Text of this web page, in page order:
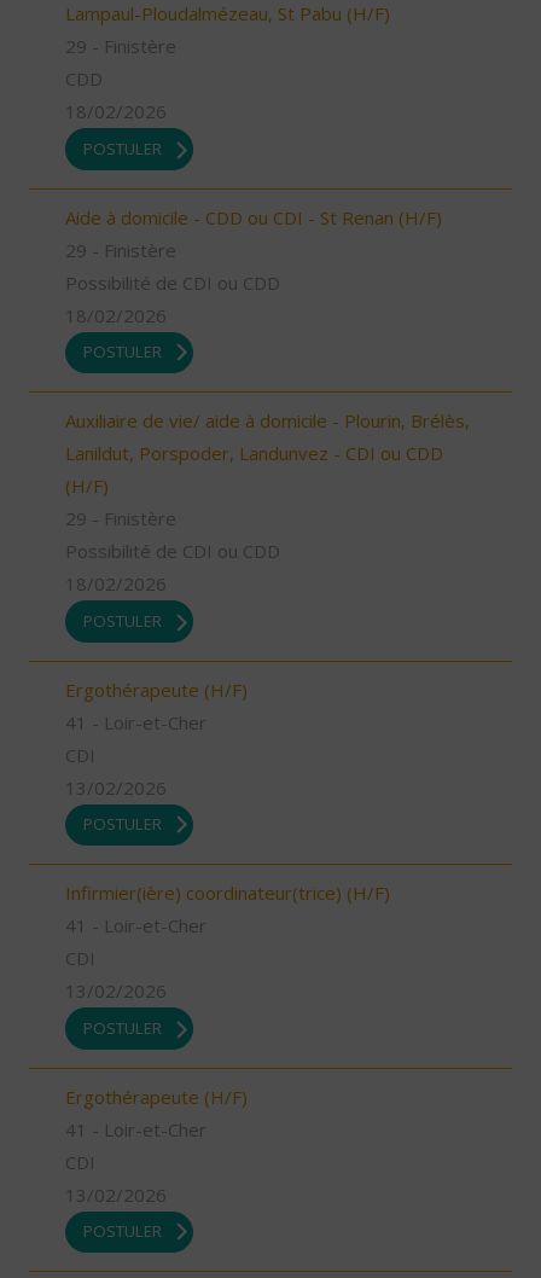
Lampaul-Ploudalmézeau, St Pabu (H/F)
29 - Finistère
CDD
18/02/2026
POSTULER
Aide à domicile - CDD ou CDI - St Renan (H/F)
29 - Finistère
Possibilité de CDI ou CDD
18/02/2026
POSTULER
Auxiliaire de vie/ aide à domicile - Plourin, Brélès,
Lanildut, Porspoder, Landunvez - CDI ou CDD
(H/F)
29 - Finistère
Possibilité de CDI ou CDD
18/02/2026
POSTULER
Ergothérapeute (H/F)
41 - Loir-et-Cher
CDI
13/02/2026
POSTULER
Infirmier(ière) coordinateur(trice) (H/F)
41 - Loir-et-Cher
CDI
13/02/2026
POSTULER
Ergothérapeute (H/F)
41 - Loir-et-Cher
CDI
13/02/2026
POSTULER